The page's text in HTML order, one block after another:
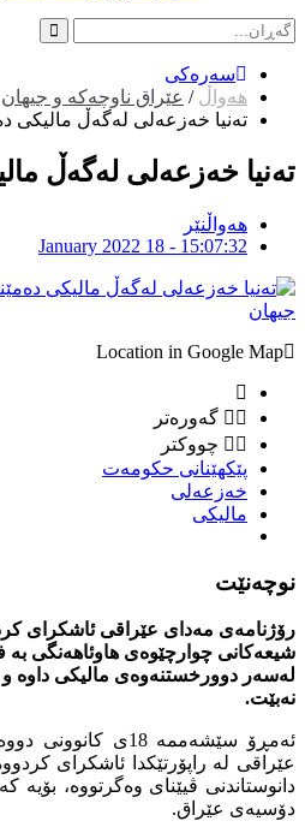
سەرەکی
هەواڵ / عێراق ناوچەکە و جیهان
ته‌نیا خه‌زعه‌لى له‌گه‌ڵ مالیكى
ته‌نیا خه‌زعه‌لى له‌گه‌ڵ
هەواڵنێر
January 2022 18 - 15:07:32
جیهان
Location in Google Map
گەورەتر
چووکتر
پێكهێنانى حكومه‌ت
خه‌زعه‌لى
مالیكى
نوچه‌نێت
رۆژنامه‌ى مه‌داى عێراقى ئاشكراى
شیعه‌كانى چوارچێوه‌ى هاوئاهه‌نگى به‌
له‌سه‌ر دوورخستنه‌وه‌ى مالیكى داوه‌
نه‌بێت.
ئه‌مڕۆ سێشه‌ممه‌ 18ى كانوونى دووه‌مى 2022 رۆژنامه‌ى
عێراقى له‌ راپۆرتێكدا ئاشكراى
دانوستاندنى ڤیێناى وه‌گرتووه‌، بۆیه‌
دۆسیه‌ى عێراق.